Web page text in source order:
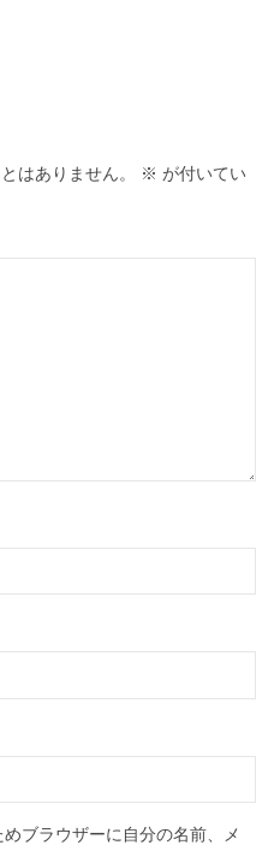
はありません。 ※ が付いてい
ブラウザーに自分の名前、メ